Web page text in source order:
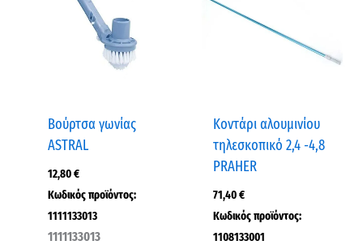
Βούρτσα γωνίας
ASTRAL
12,80€
Κωδικός προϊόντος:
1111133013
1111133013
Κοντάρι αλουμινίου
τηλεσκοπικό 2,4 -4,8
PRAHER
71,40€
Κωδικός προϊόντος:
1108133001